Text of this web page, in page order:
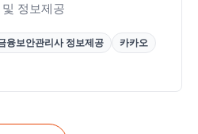
정보제공
융보안관리사 정보제공
카카오